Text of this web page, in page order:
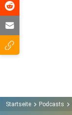
Startseite Podcasts